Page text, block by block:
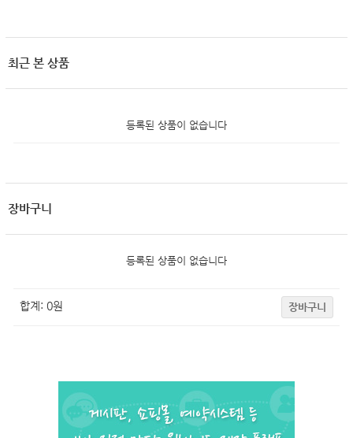
최근 본 상품
등록된 상품이 없습니다
장바구니
등록된 상품이 없습니다
합계: 0원 장바구니